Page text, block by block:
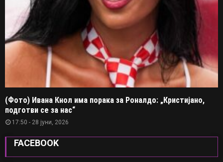
(Фото) Ивана Кнол има порака за Роналдо: „Кристијано,
подготви се за нас“
17:50 - 28 јуни, 2026
FACEBOOK